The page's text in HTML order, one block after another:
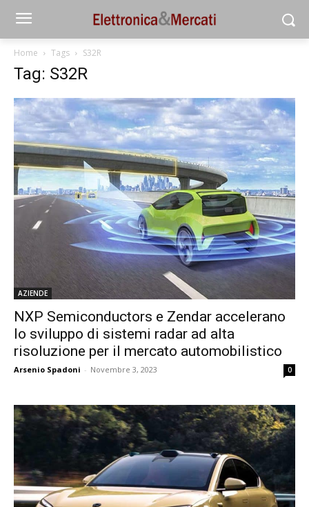
Home Tags S32R
Tag: S32R
AZIENDE
NXP Semiconductors e Zendar accelerano
lo sviluppo di sistemi radar ad alta
risoluzione per il mercato automobilistico
Arsenio Spadoni - Novembre 3, 2023 0